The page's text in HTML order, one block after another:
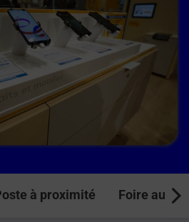
à proximité Foire aux